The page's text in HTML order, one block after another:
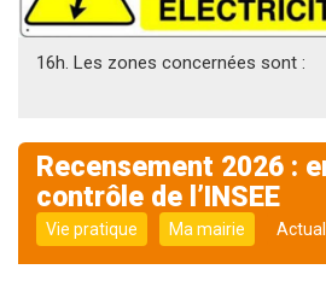
16h. Les zones concernées sont :
Recensement 2026 :
contrôle de l’INSEE
Vie pratique Ma mairie